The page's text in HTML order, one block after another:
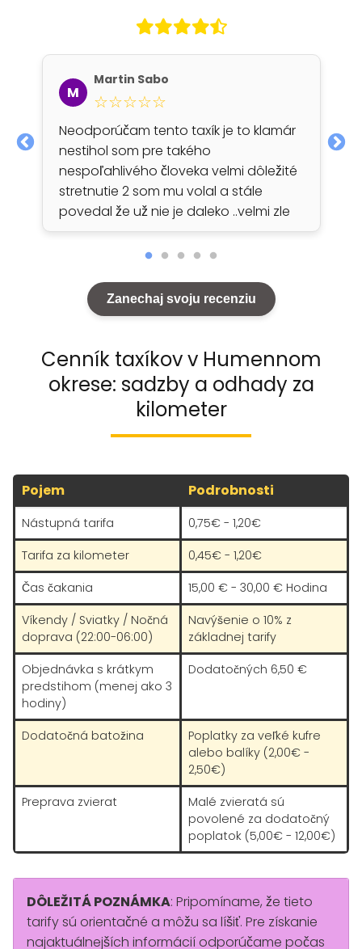
M
Martin Sabo
☆☆☆☆☆
Neodporúčam tento taxík je to klamár
nestihol som pre takého
nespoľahlivého človeka velmi dôležité
stretnutie 2 som mu volal a stále
povedal že už nie je daleko ..velmi zle
Zanechaj svoju recenziu
Cenník taxíkov v Humennom
okrese: sadzby a odhady za
kilometer
Pojem Podrobnosti
Nástupná tarifa
0,75€ - 1,20€
Tarifa za kilometer
0,45€ - 1,20€
Čas čakania
15,00 € - 30,00 € Hodina
Víkendy / Sviatky / Nočná
doprava (22:00-06:00)
Navýšenie o 10% z
základnej tarify
Objednávka s krátkym
predstihom (menej ako 3
hodiny)
Dodatočných 6,50 €
Dodatočná batožina
Poplatky za veľké kufre
alebo balíky (2,00€ -
2,50€)
Preprava zvierat
Malé zvieratá sú
povolené za dodatočný
poplatok (5,00€ - 12,00€)
DÔLEŽITÁ POZNÁMKA: Pripomíname, že tieto
tarify sú orientačné a môžu sa líšiť. Pre získanie
najaktuálnejších informácií odporúčame počas